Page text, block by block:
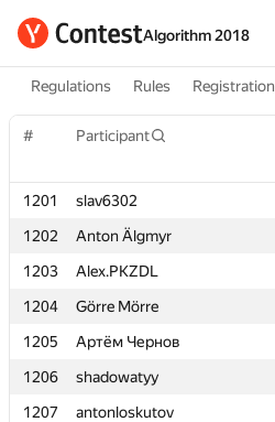
Algorithm 2018
Regulations Rules Registration
# Participant
1201 slav6302
1202
Anton Älgmyr
1203
Alex.PKZDL
1204
Görre Mörre
1205
Артём Чернов
1206
shadowatyy
1207
antonloskutov
# Participant
1201 slav6302
1202
Anton Älgmyr
1203
Alex.PKZDL
1204
Görre Mörre
1205
Артём Чернов
1206
shadowatyy
1207
antonloskutov